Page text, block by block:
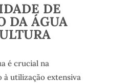
DE
DA ÁGUA
é crucial na
utilização extensiva